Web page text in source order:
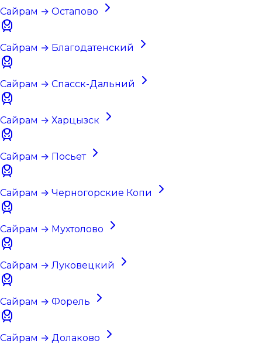
Сайрам → Остапово
Сайрам → Благодатенский
Сайрам → Спасск-Дальний
Сайрам → Харцызск
Сайрам → Посьет
Сайрам → Черногорские Копи
Сайрам → Мухтолово
Сайрам → Луковецкий
Сайрам → Форель
Сайрам → Долаково